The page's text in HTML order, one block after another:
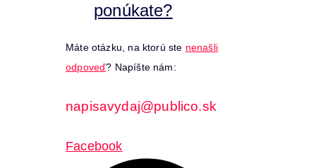
ponúkate?
Máte otázku, na ktorú ste nenašli
odpoveď? Napíšte nám:
napisavydaj@publico.sk
Facebook